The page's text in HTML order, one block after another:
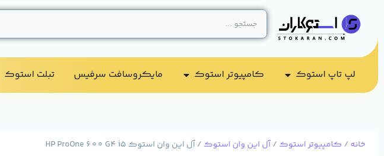
لپ تاپ استوک کامپیوتر استوک​ مایکروسافت سرفیس تبلت استوک​
خانه / کامپیوتر استوک /آل این وان استوک / آل این وان استوک HP ProOne 600 G4 i5